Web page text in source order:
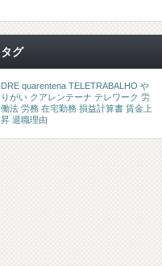
タグ
DRE quarentena TELETRABALHO や
りがい クアレンテーナ テレワーク 労
働法 労務 在宅勤務 損益計算書 賃金上
昇 退職理由